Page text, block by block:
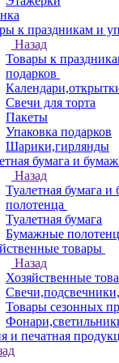
к праздникам и
Назад
Товары к
подарков
Свечи для торта
Пакеты
Упаковка подарков
Шарики,гирлянды
бумага и
Назад
Туалетная бумага
полотенца
Туалетная бумага
Бумажные
товары
Назад
Хозяйственные
Товары сезонных
и печатная